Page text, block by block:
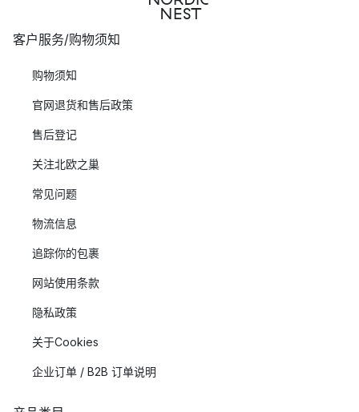
客户服务/购物须知
购物须知
官网退货和售后政策
售后登记
关注北欧之巢
常见问题
物流信息
追踪你的包裹
网站使用条款
隐私政策
关于Cookies
企业订单 / B2B 订单说明